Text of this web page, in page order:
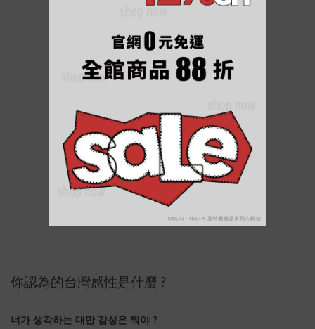
你認為的台灣感性是什麼 ?
너가 생각하는 대만 감성은 뭐야 ?